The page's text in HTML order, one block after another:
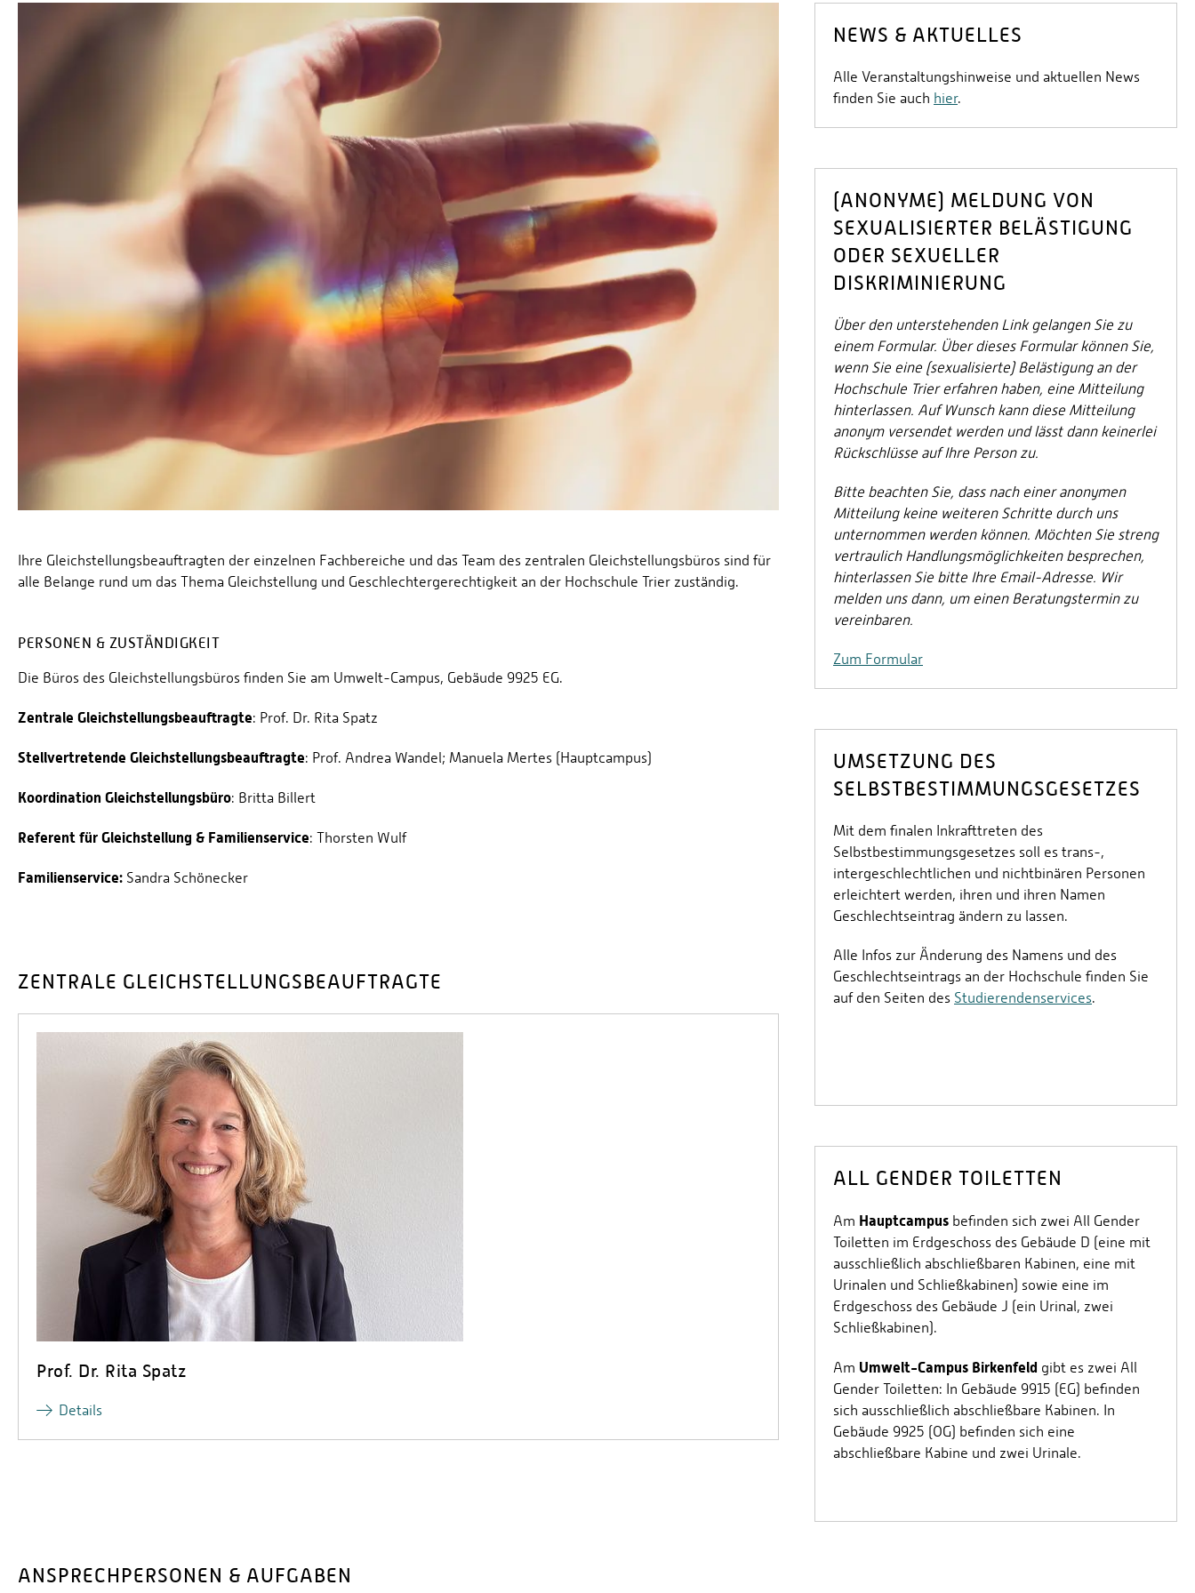
Ihre Gleichstellungsbeauftragten der einzelnen Fachbereiche und das Team des zentralen Gleichstellungsbüros sind für
alle Belange rund um das Thema Gleichstellung und Geschlechtergerechtigkeit an der Hochschule Trier zuständig.
PERSONEN & ZUSTÄNDIGKEIT
Die Büros des Gleichstellungsbüros finden Sie am Umwelt-Campus, Gebäude 9925 EG.
Zentrale Gleichstellungsbeauftragte: Prof. Dr. Rita Spatz
Stellvertretende Gleichstellungsbeauftragte: Prof. Andrea Wandel; Manuela Mertes (Hauptcampus)
Koordination Gleichstellungsbüro: Britta Billert
Referent für Gleichstellung & Familienservice: Thorsten Wulf
Familienservice: Sandra Schönecker
ZENTRALE GLEICHSTELLUNGSBEAUFTRAGTE
Prof. Dr. Rita Spatz
Details
NEWS & AKTUELLES
Alle Veranstaltungshinweise und aktuellen News
finden Sie auch hier.
(ANONYME) MELDUNG VON
SEXUALISIERTER BELÄSTIGUNG
ODER SEXUELLER
DISKRIMINIERUNG
Über den unterstehenden Link gelangen Sie zu
einem Formular. Über dieses Formular können Sie,
wenn Sie eine (sexualisierte) Belästigung an der
Hochschule Trier erfahren haben, eine Mitteilung
hinterlassen. Auf Wunsch kann diese Mitteilung
anonym versendet werden und lässt dann keinerlei
Rückschlüsse auf Ihre Person zu.
Bitte beachten Sie, dass nach einer anonymen
Mitteilung keine weiteren Schritte durch uns
unternommen werden können. Möchten Sie streng
vertraulich Handlungsmöglichkeiten besprechen,
hinterlassen Sie bitte Ihre Email-Adresse. Wir
melden uns dann, um einen Beratungstermin zu
vereinbaren.
Zum Formular
UMSETZUNG DES
SELBSTBESTIMMUNGSGESETZES
Mit dem finalen Inkrafttreten des
Selbstbestimmungsgesetzes soll es trans-,
intergeschlechtlichen und nichtbinären Personen
erleichtert werden, ihren und ihren Namen
Geschlechtseintrag ändern zu lassen.
Alle Infos zur Änderung des Namens und des
Geschlechtseintrags an der Hochschule finden Sie
auf den Seiten des Studierendenservices.
ALL GENDER TOILETTEN
Am Hauptcampus befinden sich zwei All Gender
Toiletten im Erdgeschoss des Gebäude D (eine mit
ausschließlich abschließbaren Kabinen, eine mit
Urinalen und Schließkabinen) sowie eine im
Erdgeschoss des Gebäude J (ein Urinal, zwei
Schließkabinen).
Am Umwelt-Campus Birkenfeld gibt es zwei All
Gender Toiletten: In Gebäude 9915 (EG) befinden
sich ausschließlich abschließbare Kabinen. In
Gebäude 9925 (OG) befinden sich eine
abschließbare Kabine und zwei Urinale.
ANSPRECHPERSONEN & AUFGABEN